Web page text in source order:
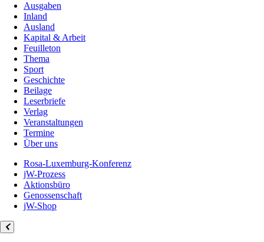
Ausgaben
Inland
Ausland
Kapital & Arbeit
Feuilleton
Thema
Sport
Geschichte
Beilage
Leserbriefe
Verlag
Veranstaltungen
Termine
Über uns
Rosa-Luxemburg-Konferenz
jW-Prozess
Aktionsbüro
Genossenschaft
jW-Shop